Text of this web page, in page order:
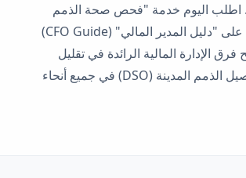
اطلب اليوم خدمة "فحص صحة الذمم
المدينة"، أو اطلع على "دليل المدير المالي" (CFO Guide)
الإدارة المالية الرائدة في تقليل
متوسط ​​فترة تحصيل الذمم المدينة (DSO) في جميع أنحاء